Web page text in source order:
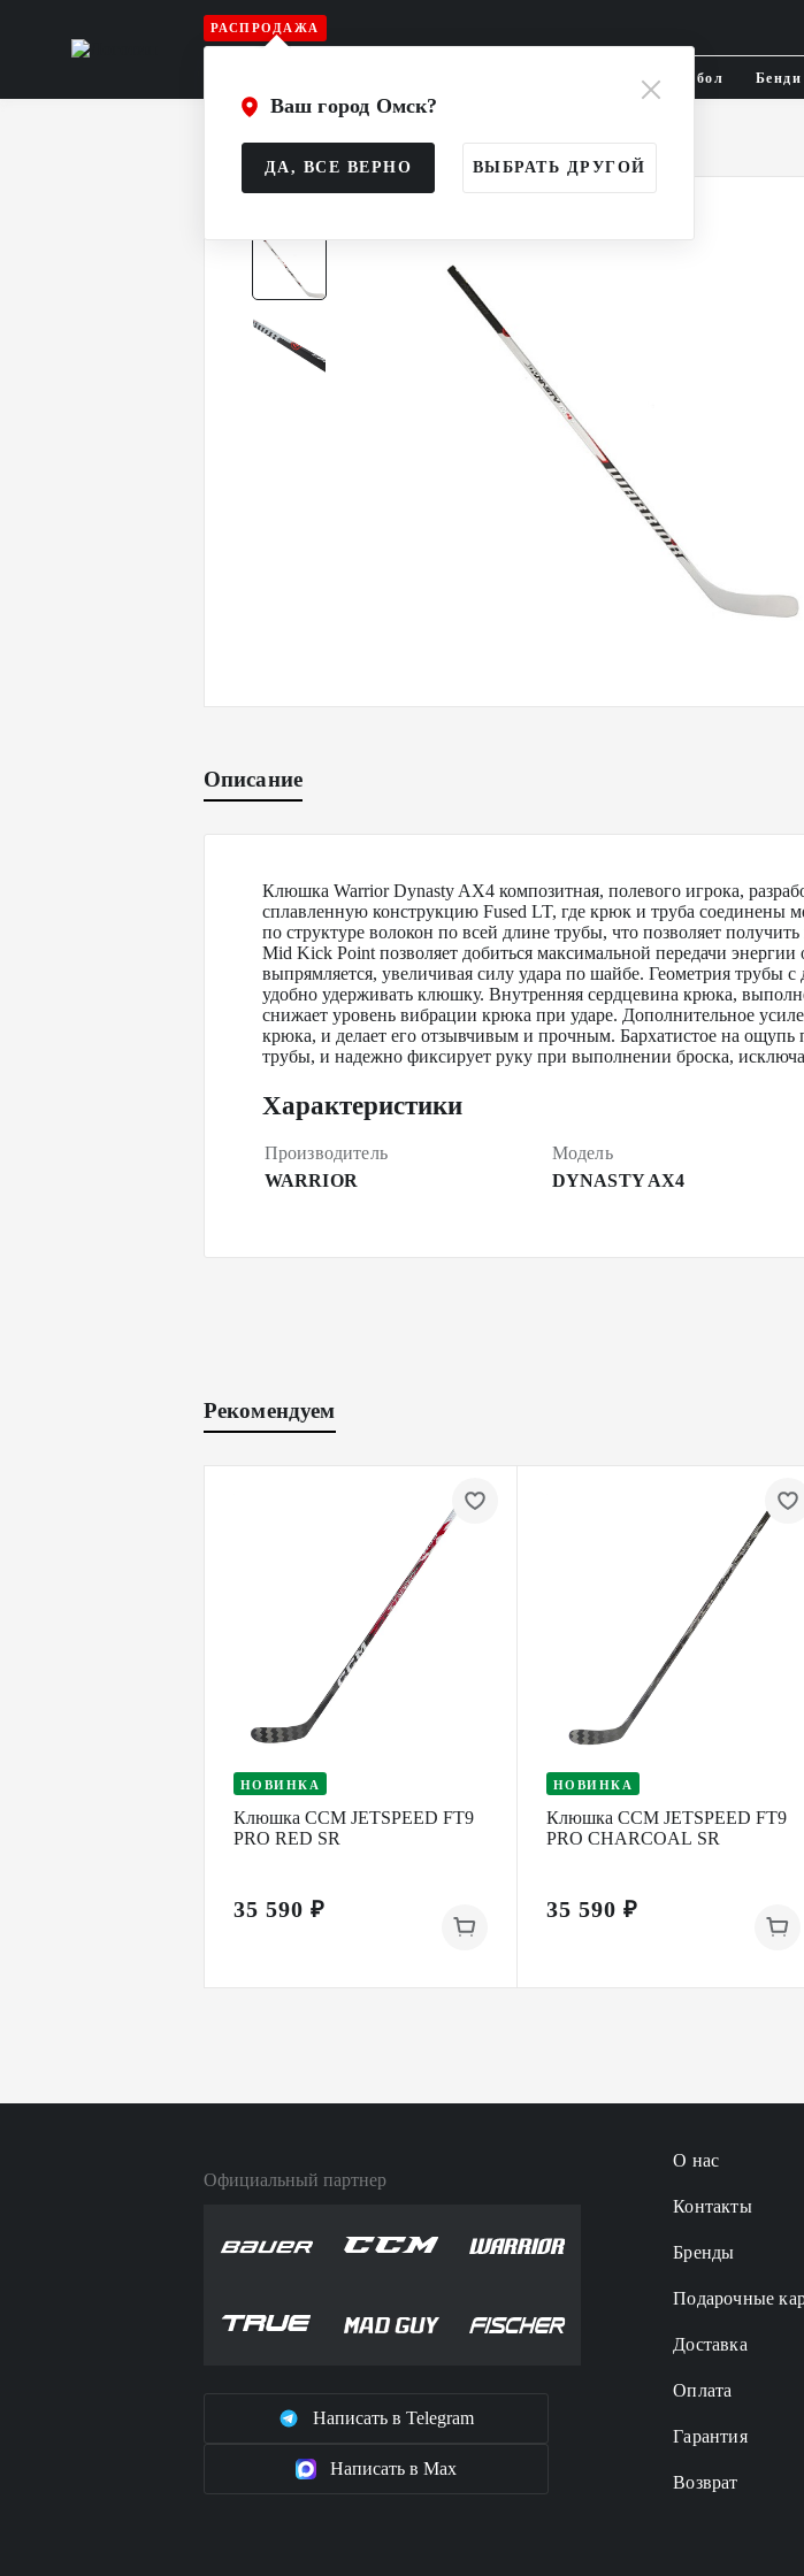
РАСПРОДАЖА
Флорбол Бенди
Ваш город Омск?
ДА, ВСЕ ВЕРНО ВЫБРАТЬ ДРУГОЙ
Главная Каталог Игрок Клюшки Взрослые (SR)
Описание
Клюшка Warrior Dynasty AX4 композитная, полевого игрока,
сплавленную конструкцию Fused LT, где крюк и труба соединены
по структуре волокон по всей длине трубы, что позволяет
Mid Kick Point позволяет добиться максимальной передачи
выпрямляется, увеличивая силу удара по шайбе. Геометрия
удобно удерживать клюшку. Внутренняя сердцевина крюка,
снижает уровень вибрации крюка при ударе. Дополнительное
крюка, и делает его отзывчивым и прочным. Бархатистое на ощупь
трубы, и надежно фиксирует руку при выполнении броска,
Характеристики
Производитель
WARRIOR
Модель
DYNASTY AX4
Рекомендуем
НОВИНКА
Клюшка CCM JETSPEED FT9
PRO RED SR
35 590 ₽
НОВИНКА
Клюшка CCM JETSPEED FT9
PRO CHARCOAL SR
35 590 ₽
Официальный партнер
Написать в Telegram
Написать в Max
О нас
Контакты
Бренды
Подарочные
Доставка
Оплата
Гарантия
Возврат